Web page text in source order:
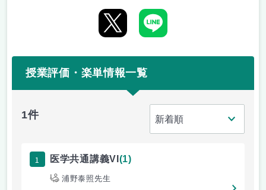
授業評価・楽単情報一覧
1件
1 医学共通講義VI (1)
浦野泰照先生